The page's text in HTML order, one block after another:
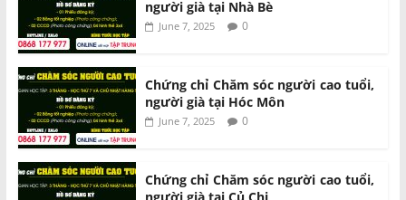
người già tại Nhà Bè
June 7, 2025 0
Chứng chỉ Chăm sóc người cao tuổi,
người già tại Hóc Môn
June 7, 2025 0
Chứng chỉ Chăm sóc người cao tuổi,